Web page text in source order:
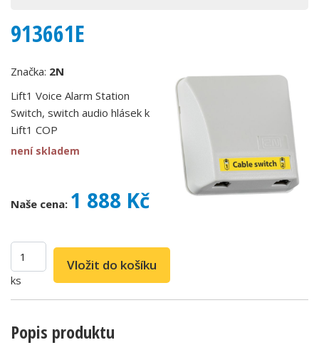
913661E
Značka: 2N
Lift1 Voice Alarm Station
Switch, switch audio hlásek k
Lift1 COP
není skladem
Naše cena: 1 888 Kč
ks
Popis produktu